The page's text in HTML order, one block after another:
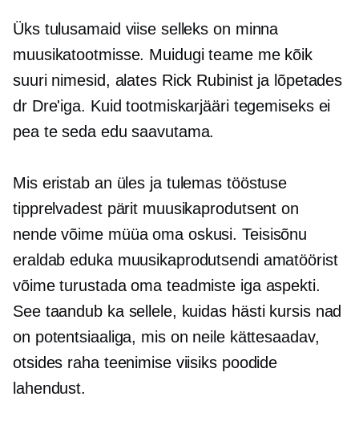
Üks tulusamaid viise selleks on minna
muusikatootmisse. Muidugi teame me kõik
suuri nimesid, alates Rick Rubinist ja lõpetades
dr Dre'iga. Kuid tootmiskarjääri tegemiseks ei
pea te seda edu saavutama.
Mis eristab an üles ja tulemas tööstuse
tipprelvadest pärit muusikaprodutsent on
nende võime müüa oma oskusi. Teisisõnu
eraldab eduka muusikaprodutsendi amatöörist
võime turustada oma teadmiste iga aspekti.
See taandub ka sellele, kuidas hästi kursisnad
on potentsiaaliga, mis on neile kättesaadav,
otsides raha teenimise viisiks poodide
lahendust.